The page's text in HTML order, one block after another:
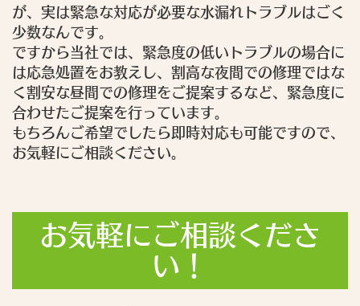
が、実は緊急な対応が必要な水漏れトラブルはごく
少数なんです。
ですから当社では、緊急度の低いトラブルの場合に
は応急処置をお教えし、割高な夜間での修理ではな
く割安な昼間での修理をご提案するなど、緊急度に
合わせたご提案を行っています。
もちろんご希望でしたら即時対応も可能ですので、
お気軽にご相談ください。
お気軽にご相談くださ
い！